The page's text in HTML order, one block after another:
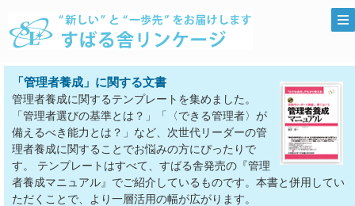
「管理者養成」に関する文書
管理者養成に関するテンプレートを集めました。
「管理者選びの基準とは？」「〈できる管理者〉が
備えるべき能力とは？」など、次世代リーダーの管
理者養成に関することでお悩みの方にぴったりで
す。 テンプレートはすべて、すばる舎発売の『管理
者養成マニュアル』でご紹介しているものです。本書と併用してい
ただくことで、より一層活用の幅が広がります。